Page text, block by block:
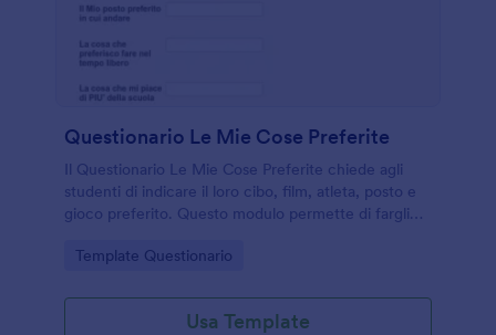
Questionario Le Mie Cose Preferite
Il Questionario Le Mie Cose Preferite chiede agli
studenti di indicare il loro cibo, film, atleta, posto e
gioco preferito. Questo modulo permette di fargli
le scelte future. È possibile aggiungere altre
colori, caratteri o semplicemente creare il proprio
questionario online personalizzato!
Go to Category:
Template Questionario
Usa Template